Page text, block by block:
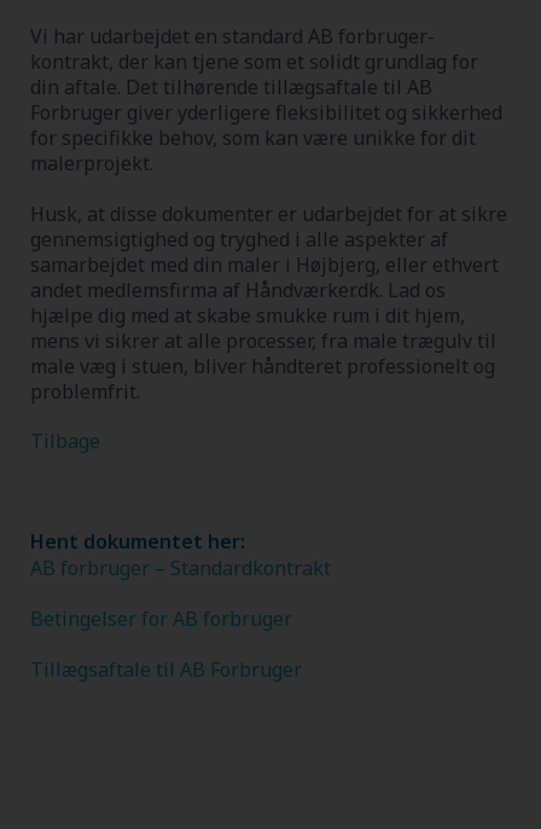
Vi har udarbejdet en standard AB forbruger-
kontrakt, der kan tjene som et solidt grundlag for
din aftale. Det tilhørende tillægsaftale til AB
Forbruger giver yderligere fleksibilitet og sikkerhed
for specifikke behov, som kan være unikke for dit
malerprojekt.
Husk, at disse dokumenter er udarbejdet for at sikre
gennemsigtighed og tryghed i alle aspekter af
samarbejdet med din maler i Højbjerg, eller ethvert
andet medlemsfirma af Håndværker.dk. Lad os
hjælpe dig med at skabe smukke rum i dit hjem,
mens vi sikrer at alle processer, fra male trægulv til
male væg i stuen, bliver håndteret professionelt og
problemfrit.
Tilbage
Hent dokumentet her:
AB forbruger – Standardkontrakt
Betingelser for AB forbruger
Tillægsaftale til AB Forbruger